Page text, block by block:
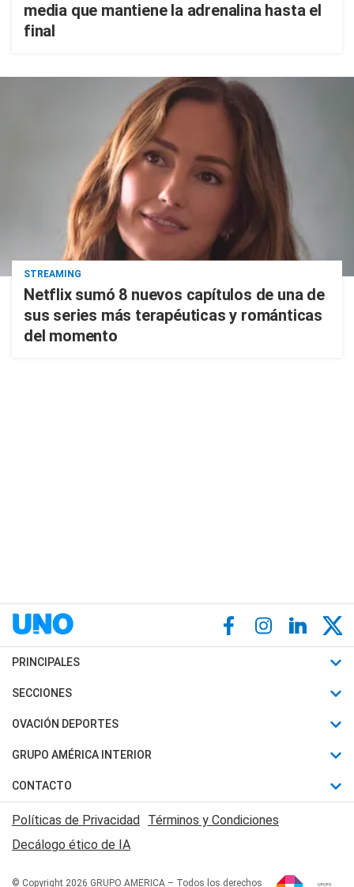
media que mantiene la adrenalina hasta el
final
STREAMING
Netflix sumó 8 nuevos capítulos de una de
sus series más terapéuticas y románticas
del momento
PRINCIPALES
Últimas Noticias
Política
Judiciales
Economia
SECCIONES
Horóscopo
Motores
Trucos caseros
Series y Películas
Edictos y Solicitadas
OVACIÓN DEPORTES
Fútbol
Mundial
Automovilismo
Rugby
Básquet
GRUPO AMÉRICA INTERIOR
Canal 7 en Vivo
CONTACTO
Acerca de Nosotros
Contactanos
Políticas de Privacidad Términos y Condiciones
Decálogo ético de IA
© Copyright 2026 GRUPO AMERICA – Todos los derechos